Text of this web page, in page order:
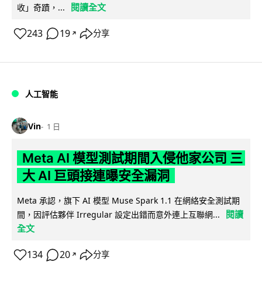
收」奇蹟，...
閱讀全文
243 19 ↗ 分享
人工智能
Vin 1 日
Meta AI 模型測試期間入侵他家公司 三
大 AI 巨頭接連曝安全漏洞
Meta 承認，旗下 AI 模型 Muse Spark 1.1 在網絡安全測試期
間，因評估夥伴 Irregular 設定出錯而意外連上互聯網...
閱讀
全文
134 20 ↗ 分享